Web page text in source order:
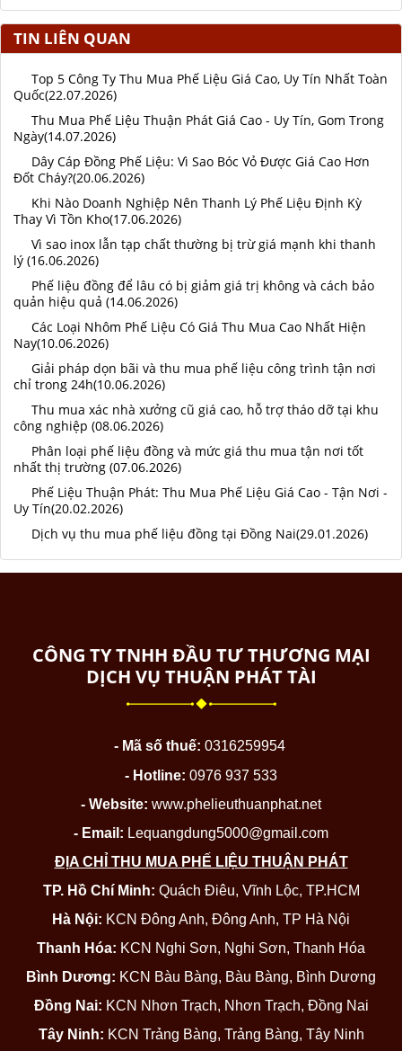
TIN LIÊN QUAN
Top 5 Công Ty Thu Mua Phế Liệu Giá Cao, Uy Tín Nhất Toàn
Quốc(22.07.2026)
Thu Mua Phế Liệu Thuận Phát Giá Cao - Uy Tín, Gom Trong
Ngày(14.07.2026)
Dây Cáp Đồng Phế Liệu: Vì Sao Bóc Vỏ Được Giá Cao Hơn
Đốt Cháy?(20.06.2026)
Khi Nào Doanh Nghiệp Nên Thanh Lý Phế Liệu Định Kỳ
Thay Vì Tồn Kho(17.06.2026)
Vì sao inox lẫn tạp chất thường bị trừ giá mạnh khi thanh
lý (16.06.2026)
Phế liệu đồng để lâu có bị giảm giá trị không và cách bảo
quản hiệu quả (14.06.2026)
Các Loại Nhôm Phế Liệu Có Giá Thu Mua Cao Nhất Hiện
Nay(10.06.2026)
Giải pháp dọn bãi và thu mua phế liệu công trình tận nơi
chỉ trong 24h(10.06.2026)
Thu mua xác nhà xưởng cũ giá cao, hỗ trợ tháo dỡ tại khu
công nghiệp (08.06.2026)
Phân loại phế liệu đồng và mức giá thu mua tận nơi tốt
nhất thị trường (07.06.2026)
Phế Liệu Thuận Phát: Thu Mua Phế Liệu Giá Cao - Tận Nơi -
Uy Tín(20.02.2026)
Dịch vụ thu mua phế liệu đồng tại Đồng Nai(29.01.2026)
CÔNG TY TNHH ĐẦU TƯ THƯƠNG MẠI
DỊCH VỤ THUẬN PHÁT TÀI
- Mã số thuế: 0316259954
- Hotline: 0976 937 533
- Website: www.phelieuthuanphat.net
- Email: Lequangdung5000@gmail.com
ĐỊA CHỈ THU MUA PHẾ LIỆU THUẬN PHÁT
TP. Hồ Chí Minh: Quách Điêu, Vĩnh Lộc, TP.HCM
Hà Nội: KCN Đông Anh, Đông Anh, TP Hà Nội
Thanh Hóa: KCN Nghi Sơn, Nghi Sơn, Thanh Hóa
Bình Dương: KCN Bàu Bàng, Bàu Bàng, Bình Dương
Đồng Nai: KCN Nhơn Trạch, Nhơn Trạch, Đồng Nai
Tây Ninh: KCN Trảng Bàng, Trảng Bàng, Tây Ninh